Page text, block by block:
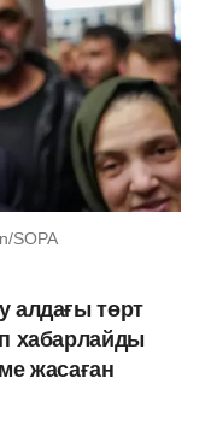
SOPA
алдағы төрт
хабарлайды
жасаған